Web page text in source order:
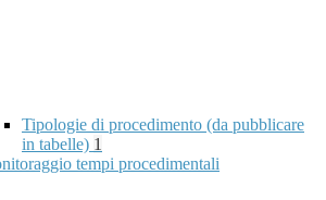
Tipologie di procedimento (da pubblicare
in tabelle) 1
tempi procedimentali